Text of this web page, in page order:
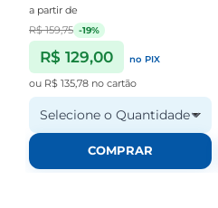
Sefralls
a partir de
R$ 159,75 -19%
R$ 129,00 no PIX
ou R$ 135,78 no cartão
Selecione o Quantidade
COMPRAR